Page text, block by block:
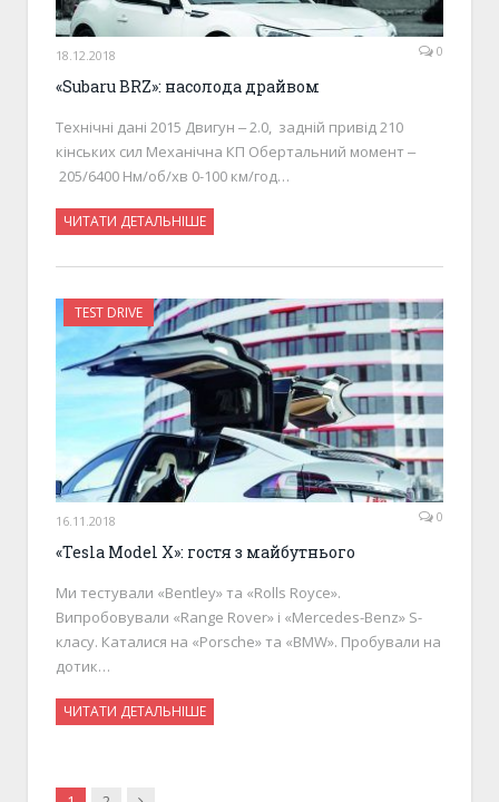
18.12.2018 0
«Subaru BRZ»: насолода драйвом
Технічні дані 2015 Двигун ‒ 2.0, задній привід 210
кінських сил Механічна КП Обертальний момент ‒
205/6400 Нм/об/хв 0-100 км/год…
ЧИТАТИ ДЕТАЛЬНІШЕ
TEST DRIVE
16.11.2018 0
«Tesla Model X»: гостя з майбутнього
Ми тестували «Bentley» та «Rolls Royce».
Випробовували «Range Rover» і «Mercedes-Benz» S-
класy. Каталися на «Porsche» та «BMW». Пробували на
дотик…
ЧИТАТИ ДЕТАЛЬНІШЕ